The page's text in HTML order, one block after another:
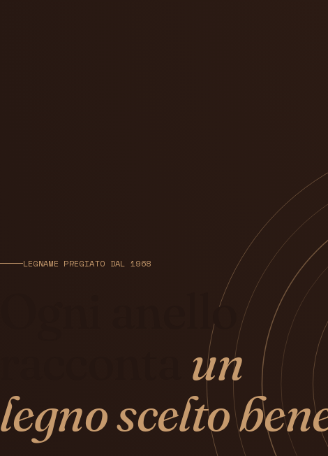
LEGNAME PREGIATO DAL 1968
Ogni anello
un
legno scelto